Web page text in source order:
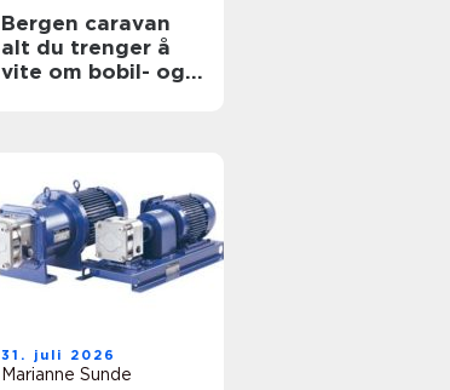
Bergen caravan
alt du trenger å
vite om bobil- og
31. juli 2026
Marianne Sunde